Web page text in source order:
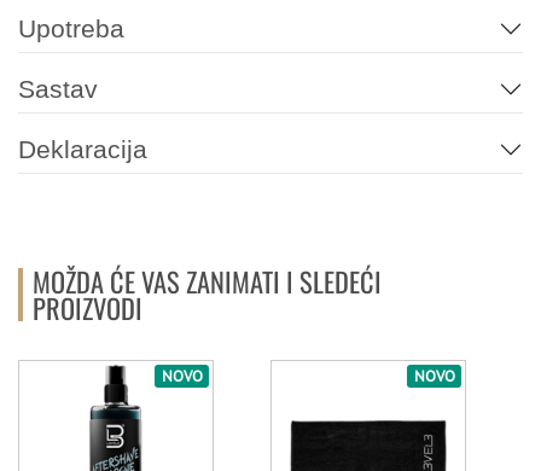
Upotreba
Sastav
Deklaracija
MOŽDA ĆE VAS ZANIMATI I SLEDEĆI
PROIZVODI
NOVO NOVO